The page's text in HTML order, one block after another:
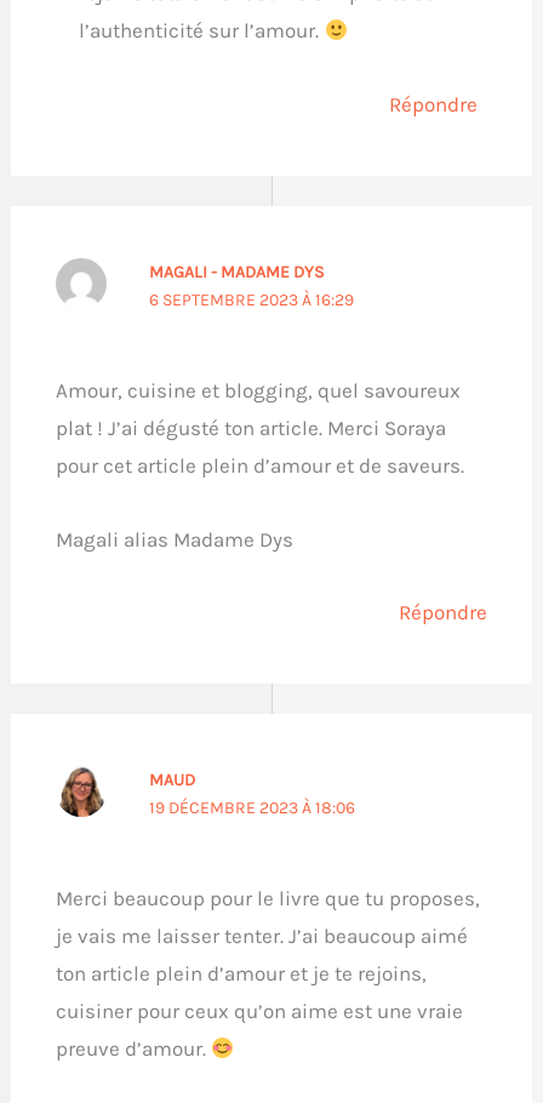
l’authenticité sur l’amour.
Répondre
MAGALI - MADAME DYS
6 SEPTEMBRE 2023 À 16:29
Amour, cuisine et blogging, quel savoureux
plat ! J’ai dégusté ton article. Merci Soraya
pour cet article plein d’amour et de saveurs.
Magali alias Madame Dys
Répondre
MAUD
19 DÉCEMBRE 2023 À 18:06
Merci beaucoup pour le livre que tu proposes,
je vais me laisser tenter. J’ai beaucoup aimé
ton article plein d’amour et je te rejoins,
cuisiner pour ceux qu’on aime est une vraie
preuve d’amour.